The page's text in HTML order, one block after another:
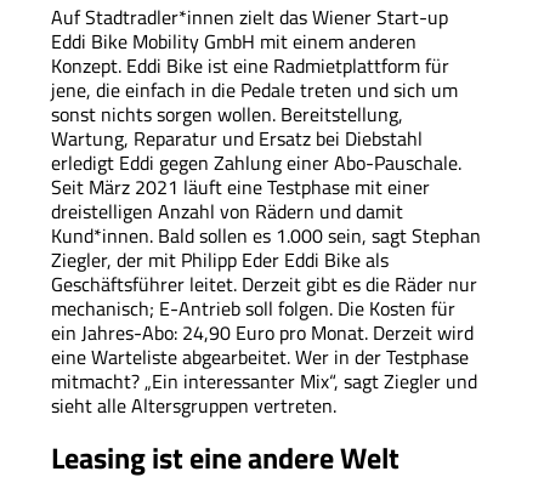
Auf Stadtradler*innen zielt das Wiener Start-up
Eddi Bike Mobility GmbH mit einem anderen
Konzept. Eddi Bike ist eine Radmietplattform für
jene, die einfach in die Pedale treten und sich um
sonst nichts sorgen wollen. Bereitstellung,
Wartung, Reparatur und Ersatz bei Diebstahl
erledigt Eddi gegen Zahlung einer Abo-Pauschale.
Seit März 2021 läuft eine Testphase mit einer
dreistelligen Anzahl von Rädern und damit
Kund*innen. Bald sollen es 1.000 sein, sagt Stephan
Ziegler, der mit Philipp Eder Eddi Bike als
Geschäftsführer leitet. Derzeit gibt es die Räder nur
mechanisch; E-Antrieb soll folgen. Die Kosten für
ein Jahres-Abo: 24,90 Euro pro Monat. Derzeit wird
eine Warteliste abgearbeitet. Wer in der Testphase
mitmacht? „Ein interessanter Mix“, sagt Ziegler und
sieht alle Altersgruppen vertreten.
Leasing ist eine andere Welt